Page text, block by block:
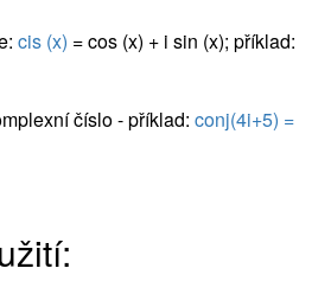
cis (x) = cos (x) + i sin (x); příklad:
číslo - příklad: conj(4i+5) =